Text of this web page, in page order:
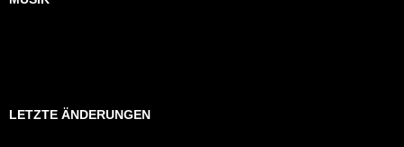
LETZTE ÄNDERUNGEN